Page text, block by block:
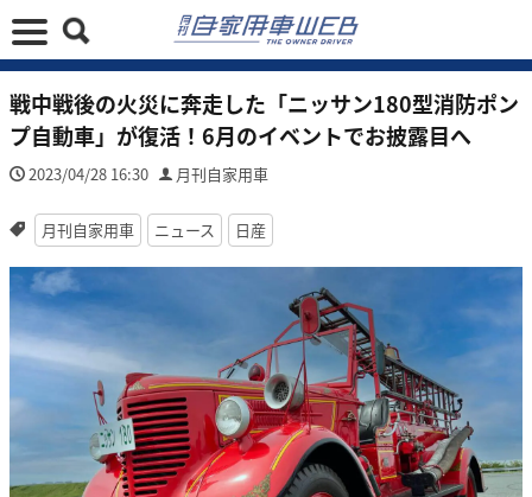
戦中戦後の火災に奔走した「ニッサン180型消防ポン
プ自動車」が復活！6月のイベントでお披露目へ
2023/04/28 16:30 月刊自家用車
月刊自家用車 ニュース 日産